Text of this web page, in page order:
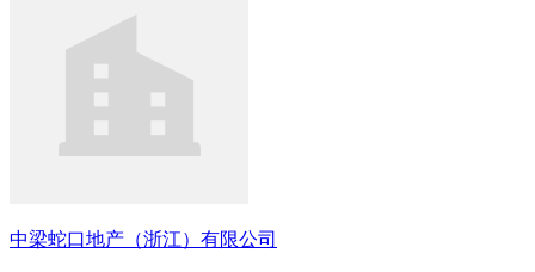
中梁蛇口地产（浙江）有限公司